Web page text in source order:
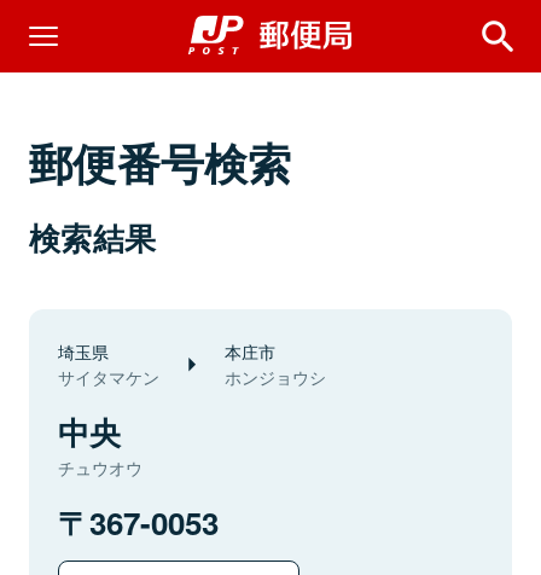
郵便番号検索
検索結果
埼玉県
サイタマケン
本庄市
ホンジョウシ
中央
チュウオウ
367-0053